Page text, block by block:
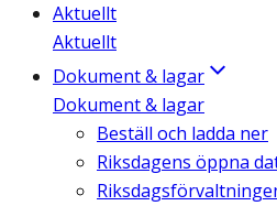
Aktuellt
Aktuellt
Dokument & lagar
Dokument & lagar
Beställ och ladda ner
Riksdagens öppna